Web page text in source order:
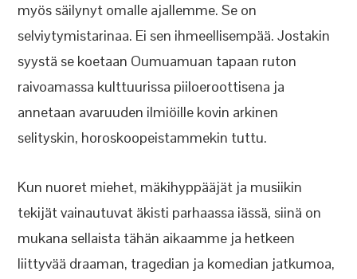
myös säilynyt omalle ajallemme. Se on
selviytymistarinaa. Ei sen ihmeellisempää. Jostakin
syystä se koetaan Oumuamuan tapaan ruton
raivoamassa kulttuurissa piiloeroottisena ja
annetaan avaruuden ilmiöille kovin arkinen
selityskin, horoskoopeistammekin tuttu.
Kun nuoret miehet, mäkihyppääjät ja musiikin
tekijät vainautuvat äkisti parhaassa iässä, siinä on
mukana sellaista tähän aikaamme ja hetkeen
liittyvää draaman, tragedian ja komedian jatkumoa,